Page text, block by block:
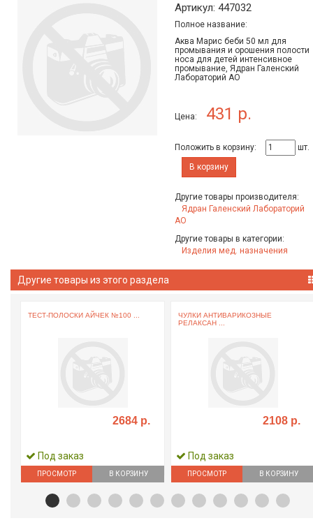
Артикул: 447032
Полное название:
Аква Марис беби 50 мл для
промывания и орошения полости
носа для детей интенсивное
промывание, Ядран Галенский
Лабораторий АО
Цена: 431 р.
Положить в корзину:
шт.
В корзину
Другие товары производителя:
Ядран Галенский Лабораторий
АО
Другие товары в категории:
Изделия мед. назначения
Другие товары из этого раздела
ТЕСТ-ПОЛОСКИ АЙЧЕК №100 ...
2684 р.
Под заказ
ПРОСМОТР В КОРЗИНУ
ЧУЛКИ АНТИВАРИКОЗНЫЕ
РЕЛАКСАН ...
2108 р.
Под заказ
ПРОСМОТР В КОРЗИНУ